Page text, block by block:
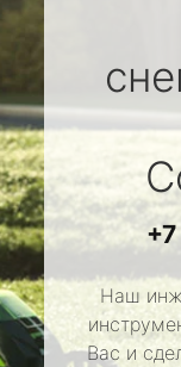
Наш
Вас и